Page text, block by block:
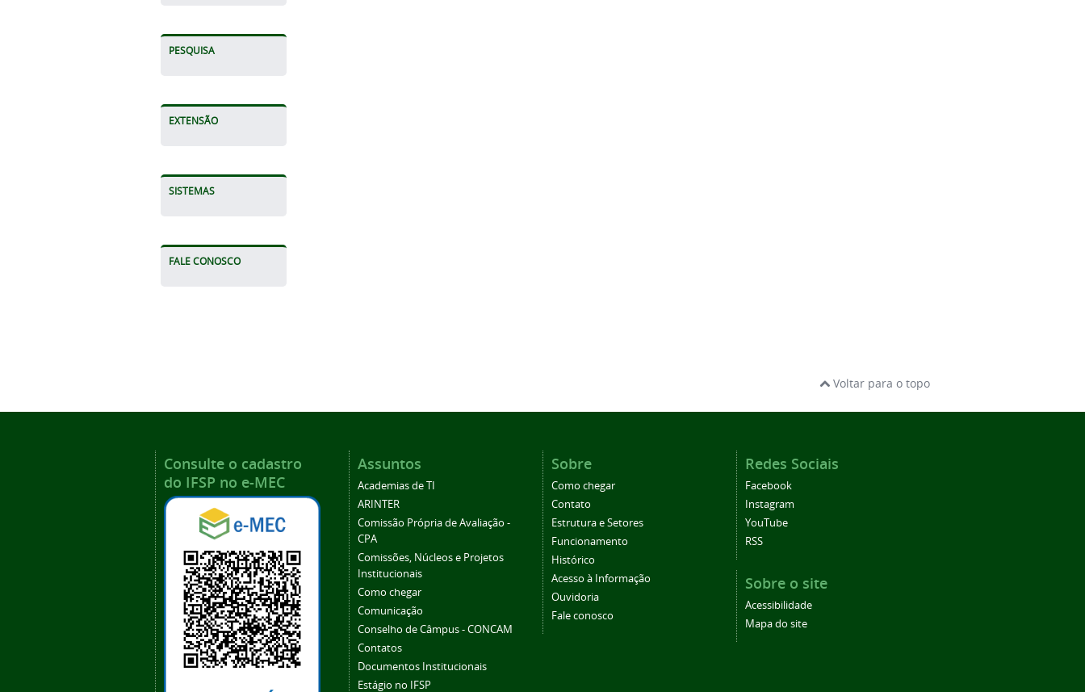
PESQUISA
EXTENSÃO
SISTEMAS
FALE CONOSCO
Voltar para o topo
Consulte o cadastro
do IFSP no e-MEC
Assuntos
Academias de TI
ARINTER
Comissão Própria de Avaliação -
CPA
Comissões, Núcleos e Projetos
Institucionais
Como chegar
Comunicação
Conselho de Câmpus - CONCAM
Contatos
Documentos Institucionais
Estágio no IFSP
Sobre
Como chegar
Contato
Estrutura e Setores
Funcionamento
Histórico
Acesso à Informação
Ouvidoria
Fale conosco
Redes Sociais
Facebook
Instagram
YouTube
RSS
Sobre o site
Acessibilidade
Mapa do site